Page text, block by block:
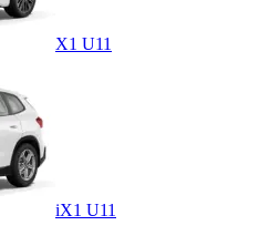
X1 U11
iX1 U11